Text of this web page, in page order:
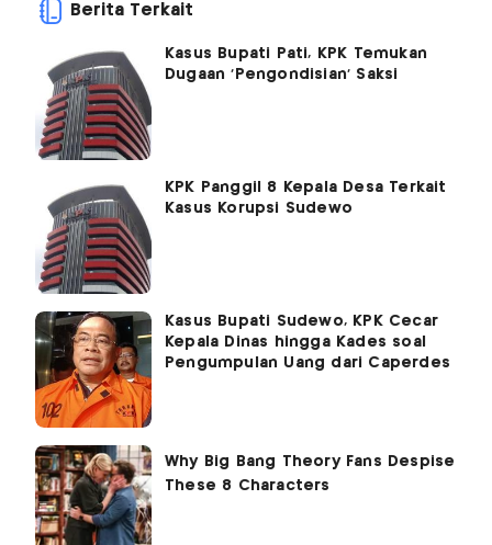
Berita Terkait
Kasus Bupati Pati, KPK Temukan
Dugaan 'Pengondisian' Saksi
KPK Panggil 8 Kepala Desa Terkait
Kasus Korupsi Sudewo
Kasus Bupati Sudewo, KPK Cecar
Kepala Dinas hingga Kades soal
Pengumpulan Uang dari Caperdes